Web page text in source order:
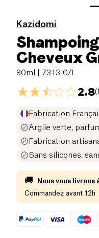
Kazidomi
Cheveux
80ml | 73.13 €/L
2.8(
Fabrication
Argile verte,
Fabrication
Sans silicones,
🚚 Nous vous livrons
Commandez avant 12h